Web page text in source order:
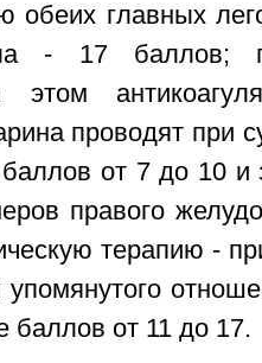
обеих главных
- 17 баллов;
этом
проводят при
от 7 до 10 и
правого
терапию -
баллов от 11 до 17.